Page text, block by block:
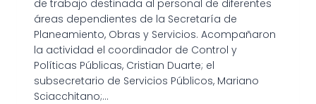
de trabajo destinada al personal de diferentes
áreas dependientes de la Secretaría de
Planeamiento, Obras y Servicios. Acompañaron
la actividad el coordinador de Control y
Políticas Públicas, Cristian Duarte; el
subsecretario de Servicios Públicos, Mariano
Sciacchitano;…